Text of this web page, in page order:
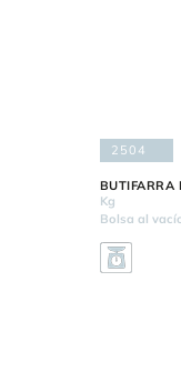
2504
BUTIFARRA
Kg
Bolsa al